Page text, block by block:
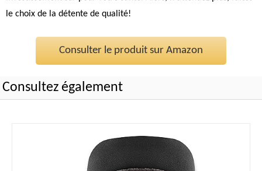
le choix de la détente de qualité!
Consulter le produit sur Amazon
Consultez également